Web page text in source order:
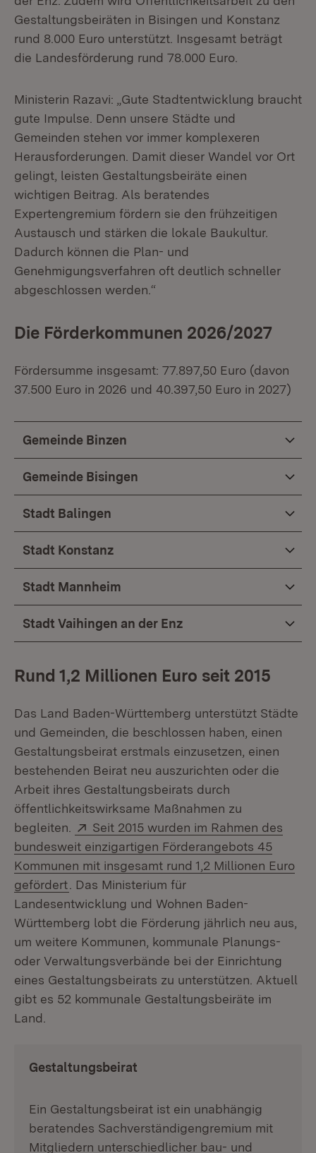
Gestaltungsbeiräten in Bisingen und Konstanz
rund 8.000 Euro unterstützt. Insgesamt beträgt
die Landesförderung rund 78.000 Euro.
Ministerin Razavi: „Gute Stadtentwicklung braucht
gute Impulse. Denn unsere Städte und
Gemeinden stehen vor immer komplexeren
Herausforderungen. Damit dieser Wandel vor Ort
gelingt, leisten Gestaltungsbeiräte einen
wichtigen Beitrag. Als beratendes
Expertengremium fördern sie den frühzeitigen
Austausch und stärken die lokale Baukultur.
Dadurch können die Plan- und
Genehmigungsverfahren oft deutlich schneller
abgeschlossen werden.“
Die Förderkommunen 2026/2027
Fördersumme insgesamt: 77.897,50 Euro (davon
37.500 Euro in 2026 und 40.397,50 Euro in 2027)
Gemeinde Binzen
Gemeinde Bisingen
Stadt Balingen
Stadt Konstanz
Stadt Mannheim
Stadt Vaihingen an der Enz
Rund 1,2 Millionen Euro seit 2015
Das Land Baden-Württemberg unterstützt Städte
und Gemeinden, die beschlossen haben, einen
Gestaltungsbeirat erstmals einzusetzen, einen
bestehenden Beirat neu auszurichten oder die
Arbeit ihres Gestaltungsbeirats durch
öffentlichkeitswirksame Maßnahmen zu
begleiten.
Extern:
Seit 2015 wurden im Rahmen des
bundesweit einzigartigen Förderangebots 45
Kommunen mit insgesamt rund 1,2 Millionen Euro
gefördert (Öffnet in neuem Fenster)
. Das Ministerium für
Landesentwicklung und Wohnen Baden-
Württemberg lobt die Förderung jährlich neu aus,
um weitere Kommunen, kommunale Planungs-
oder Verwaltungsverbände bei der Einrichtung
eines Gestaltungsbeirats zu unterstützen. Aktuell
gibt es 52 kommunale Gestaltungsbeiräte im
Land.
Gestaltungsbeirat
Ein Gestaltungsbeirat ist ein unabhängig
beratendes Sachverständigengremium mit
Mitgliedern unterschiedlicher bau- und